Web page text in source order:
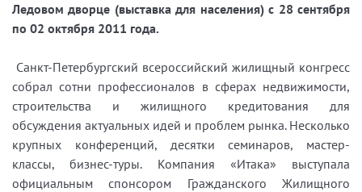
Ледовом дворце (выставка для населения) с 28 сентября
по 02 октября 2011 года.
Санкт-Петербургский всероссийский жилищный конгресс
собрал сотни профессионалов в сферах недвижимости,
строительства и жилищного кредитования для
обсуждения актуальных идей и проблем рынка. Несколько
крупных конференций, десятки семинаров, мастер-
классы, бизнес-туры. Компания «Итака» выступала
официальным спонсором Гражданского Жилищного